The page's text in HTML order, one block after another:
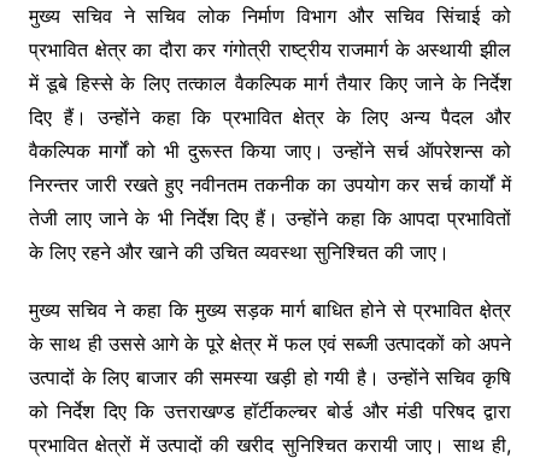
k
मुख्य सचिव ने सचिव लोक निर्माण विभाग और सचिव सिंचाई को
प्रभावित क्षेत्र का दौरा कर गंगोत्री राष्ट्रीय राजमार्ग के अस्थायी झील
में डूबे हिस्से के लिए तत्काल वैकल्पिक मार्ग तैयार किए जाने के निर्देश
दिए हैं। उन्होंने कहा कि प्रभावित क्षेत्र के लिए अन्य पैदल और
वैकल्पिक मार्गों को भी दुरूस्त किया जाए। उन्होंने सर्च ऑपरेशन्स को
निरन्तर जारी रखते हुए नवीनतम तकनीक का उपयोग कर सर्च कार्यों में
तेजी लाए जाने के भी निर्देश दिए हैं। उन्होंने कहा कि आपदा प्रभावितों
के लिए रहने और खाने की उचित व्यवस्था सुनिश्चित की जाए।
मुख्य सचिव ने कहा कि मुख्य सड़क मार्ग बाधित होने से प्रभावित क्षे़त्र
के साथ ही उससे आगे के पूरे क्षेत्र में फल एवं सब्जी उत्पादकों को अपने
उत्पादों के लिए बाजार की समस्या खड़ी हो गयी है। उन्होंने सचिव कृषि
को निर्देश दिए कि उत्तराखण्ड हॉर्टीकल्चर बोर्ड और मंडी परिषद द्वारा
प्रभावित क्षेत्रों में उत्पादों की खरीद सुनिश्चित करायी जाए। साथ ही,